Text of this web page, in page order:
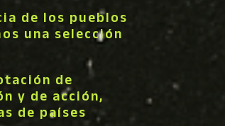
de los pueblos
una selección
de
y de acción,
de países